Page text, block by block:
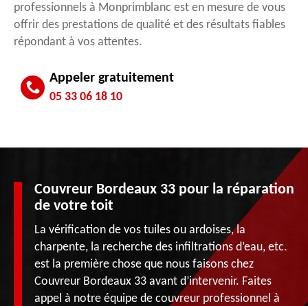
professionnels à Monprimblanc est en mesure de vous
offrir des prestations de qualité et des résultats fiables
répondant à vos attentes.
Appeler gratuitement
05 33 06 18 10
Couvreur Bordeaux 33 pour la réparation
de votre toit
La vérification de vos tuiles ou ardoises, la
charpente, la recherche des infiltrations d’eau, etc.
est la première chose que nous faisons chez
Couvreur Bordeaux 33 avant d’intervenir. Faites
appel à notre équipe de couvreur professionnel à